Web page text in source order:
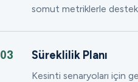
somut metriklerle
03 Süreklilik Planı
Kesinti senaryoları için